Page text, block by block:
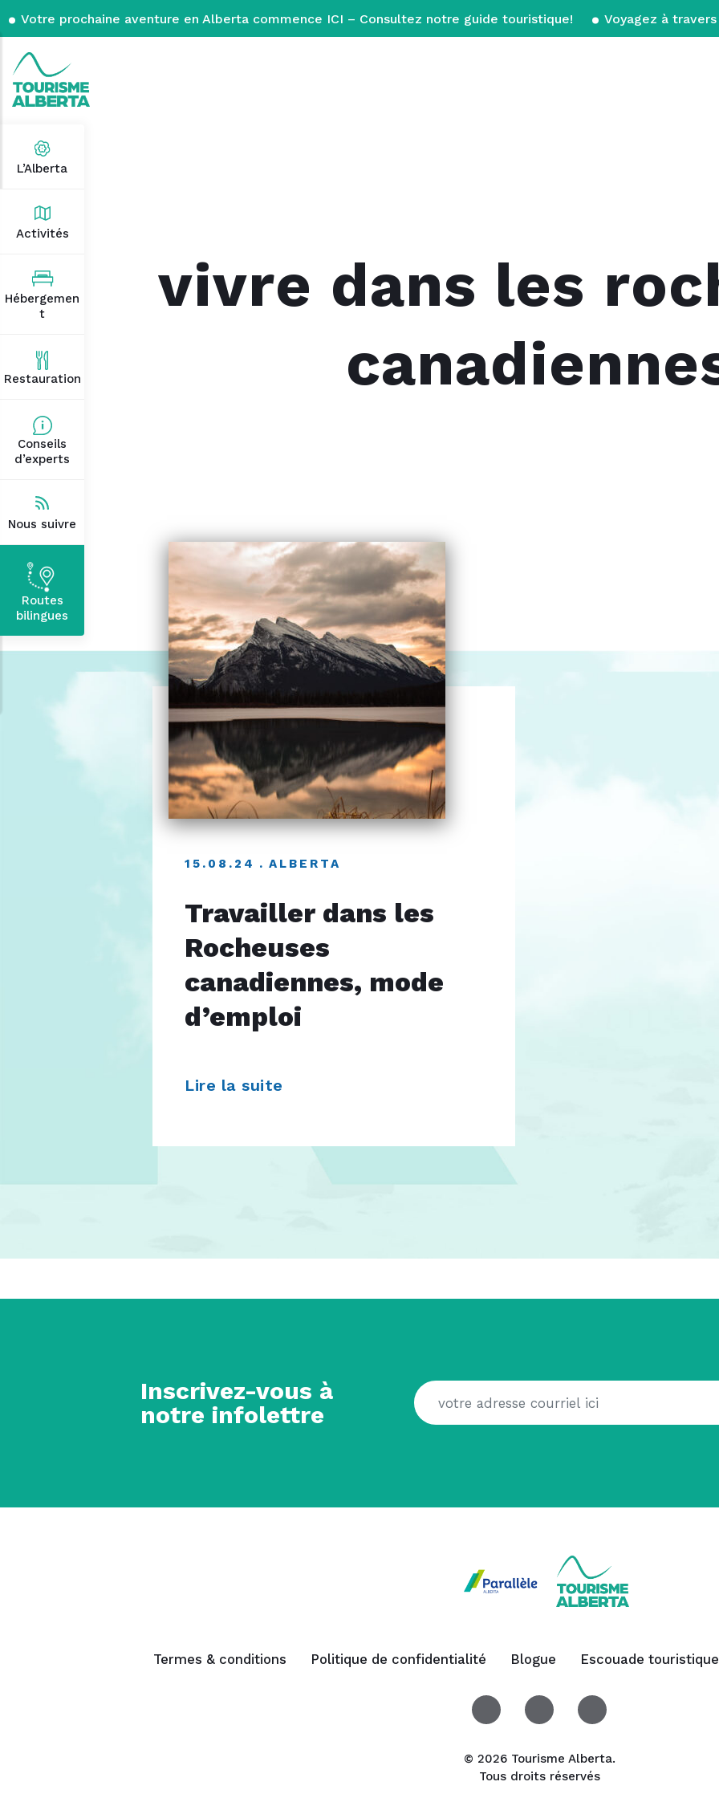
Votre prochaine aventure en Alberta commence ICI – Consultez notre guide touristique! Voyagez à
L’Alberta
Activités
Hébergemen
t
Restauration
Conseils
d’experts
Nous suivre
Routes
bilingues
vivre dans les
15.08.24 ALBERTA
Travailler dans les
Rocheuses
canadiennes, mode
d’emploi
Lire la suite
Inscrivez-vous à
notre infolettre
Termes & conditions Politique de confidentialité Blogue Escouade touristique
© 2026 Tourisme Alberta.
Tous droits réservés